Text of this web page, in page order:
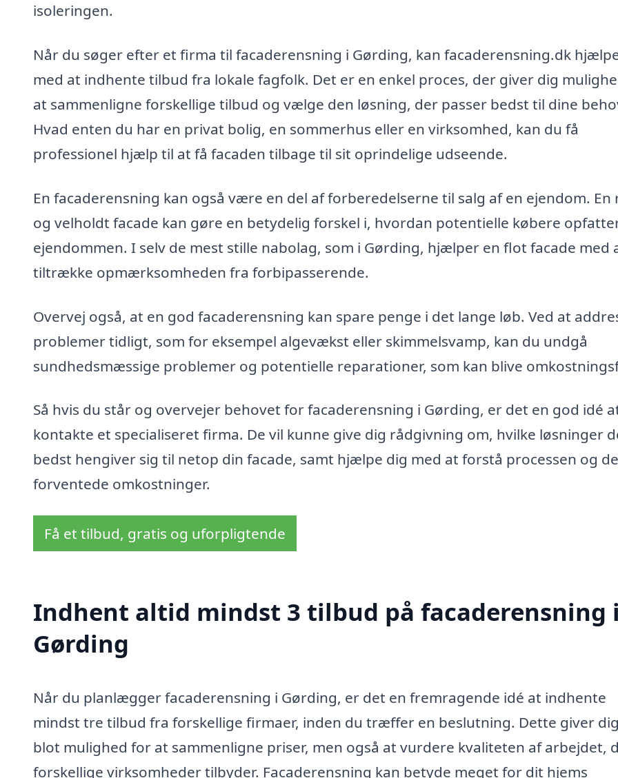
isoleringen.
Når du søger efter et firma til facaderensning i Gørding, kan facaderensning.dk
med at indhente tilbud fra lokale fagfolk. Det er en enkel proces, der giver dig
at sammenligne forskellige tilbud og vælge den løsning, der passer bedst til dine
Hvad enten du har en privat bolig, en sommerhus eller en virksomhed, kan du få
professionel hjælp til at få facaden tilbage til sit oprindelige udseende.
En facaderensning kan også være en del af forberedelserne til salg af en ejendom. En
og velholdt facade kan gøre en betydelig forskel i, hvordan potentielle købere
ejendommen. I selv de mest stille nabolag, som i Gørding, hjælper en flot facade med
tiltrække opmærksomheden fra forbipasserende.
Overvej også, at en god facaderensning kan spare penge i det lange løb. Ved at
problemer tidligt, som for eksempel algevækst eller skimmelsvamp, kan du undgå
sundhedsmæssige problemer og potentielle reparationer, som kan blive
Så hvis du står og overvejer behovet for facaderensning i Gørding, er det en god idé
kontakte et specialiseret firma. De vil kunne give dig rådgivning om, hvilke løsninger
bedst hengiver sig til netop din facade, samt hjælpe dig med at forstå processen og de
forventede omkostninger.
Få et tilbud, gratis og uforpligtende
Indhent altid mindst 3 tilbud på facaderensning
Gørding
Når du planlægger facaderensning i Gørding, er det en fremragende idé at indhente
mindst tre tilbud fra forskellige firmaer, inden du træffer en beslutning. Dette giver
blot mulighed for at sammenligne priser, men også at vurdere kvaliteten af arbejdet,
forskellige virksomheder tilbyder. Facaderensning kan betyde meget for dit hjems